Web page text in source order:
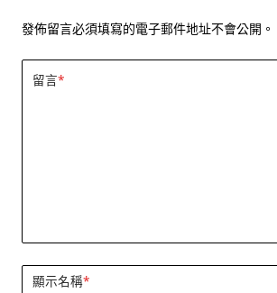
發佈留言必須填寫的電子郵件地址不會公開。
留言*
顯示名稱*